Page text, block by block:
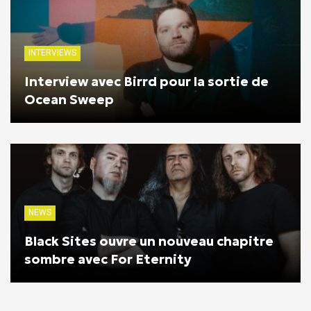
INTERVIEWS
Interview avec Birrd pour la sortie de
Ocean Sweep
NEWS
Black Sites ouvre un nouveau chapitre
sombre avec For Eternity